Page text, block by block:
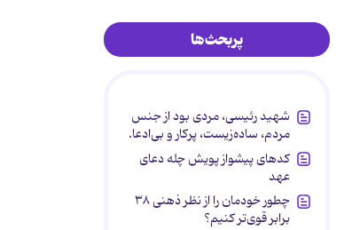
پربحث‌ها
شهید رئیسی، مردی بود از جنس
مردم، ساده‌زیست، پرکار و بی‌ادعا.
کدهای پیشواز پویش چله دعای
عهد
چطور خودمان را از نظر ذهنی ۳۸
برابر قوی‌تر کنیم؟